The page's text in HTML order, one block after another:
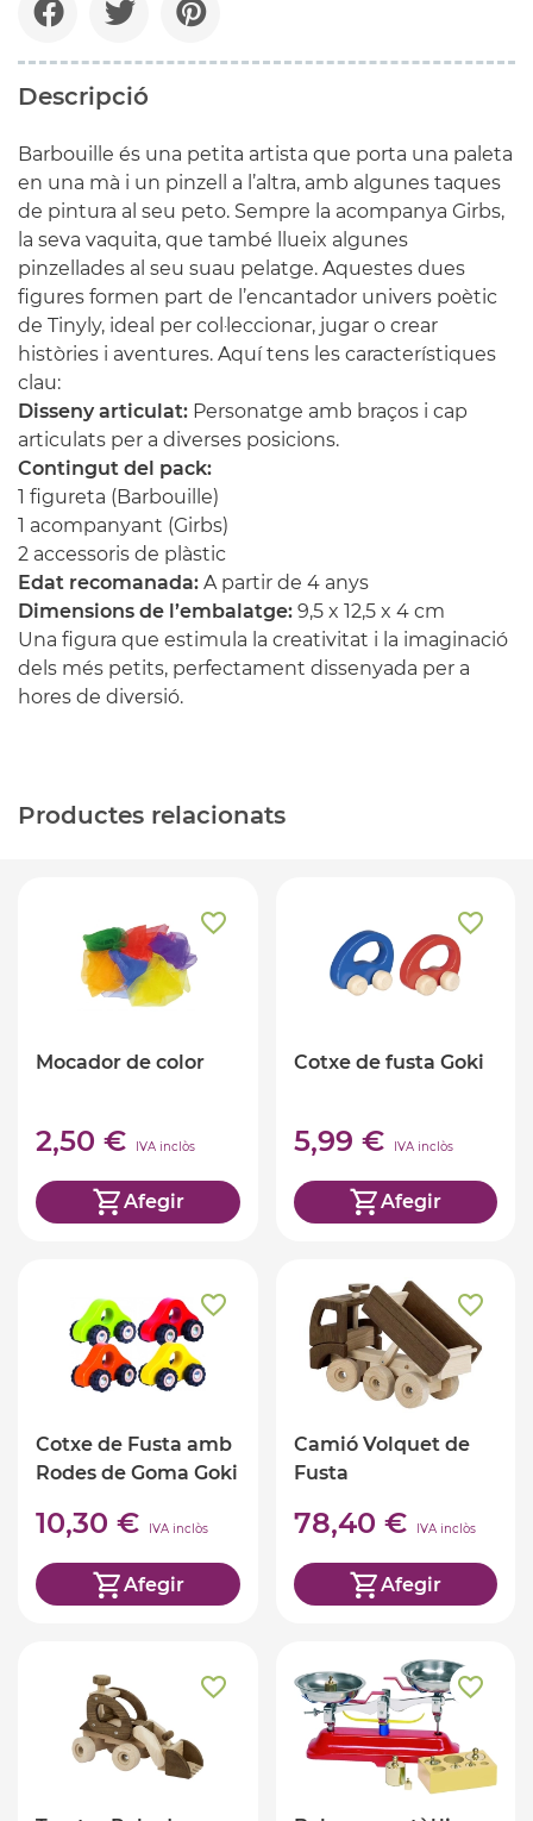
Descripció
Barbouille és una petita artista que porta una paleta
en una mà i un pinzell a l’altra, amb algunes taques
de pintura al seu peto. Sempre la acompanya Girbs,
la seva vaquita, que també llueix algunes
pinzellades al seu suau pelatge. Aquestes dues
figures formen part de l’encantador univers poètic
de Tinyly, ideal per col·leccionar, jugar o crear
històries i aventures. Aquí tens les característiques
clau:
Disseny articulat: Personatge amb braços i cap
articulats per a diverses posicions.
Contingut del pack:
1 figureta (Barbouille)
1 acompanyant (Girbs)
2 accessoris de plàstic
Edat recomanada: A partir de 4 anys
Dimensions de l’embalatge: 9,5 x 12,5 x 4 cm
Una figura que estimula la creativitat i la imaginació
dels més petits, perfectament dissenyada per a
hores de diversió.
Productes relacionats
Mocador de color
2,50 € IVA inclòs
Afegir
Cotxe de fusta Goki
5,99 € IVA inclòs
Afegir
Cotxe de Fusta amb
Rodes de Goma Goki
10,30 € IVA inclòs
Afegir
Camió Volquet de
Fusta
78,40 € IVA inclòs
Afegir